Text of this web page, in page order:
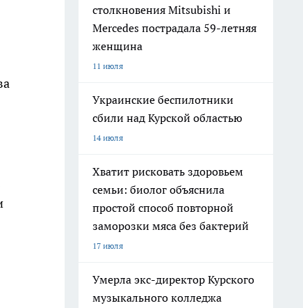
столкновения Mitsubishi и
Mercedes пострадала 59-летняя
женщина
11 июля
Украинские беспилотники
сбили над Курской областью
14 июля
Хватит рисковать здоровьем
семьи: биолог объяснила
простой способ повторной
заморозки мяса без бактерий
17 июля
Умерла экс-директор Курского
музыкального колледжа